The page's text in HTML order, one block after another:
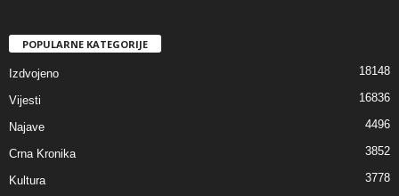
POPULARNE KATEGORIJE
Izdvojeno 18148
Vijesti 16836
Najave 4496
Crna Kronika 3852
Kultura 3778